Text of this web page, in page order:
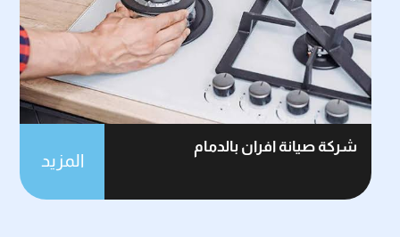
شركة صيانة افران بالدمام
المزيد